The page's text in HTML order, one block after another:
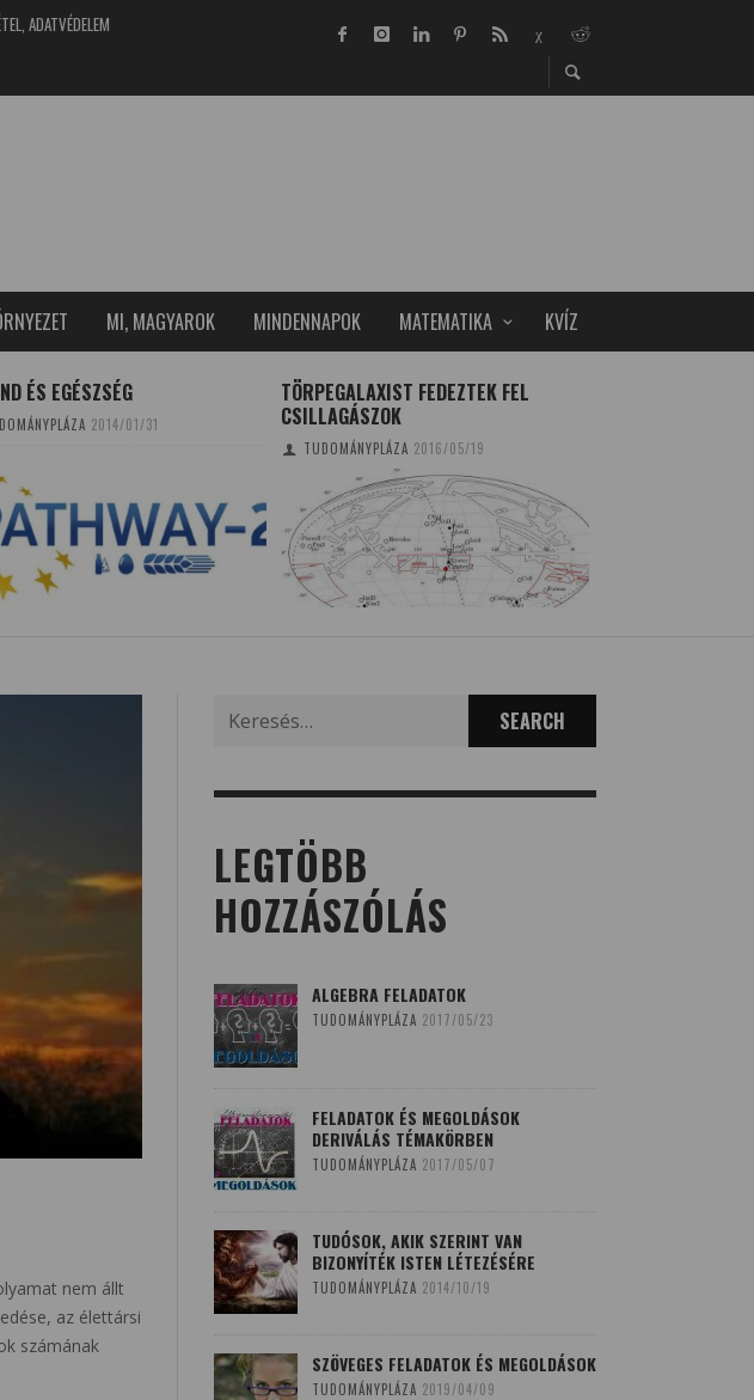
ADATVÉDELEM
MI, MAGYAROK MINDENNAPOK MATEMATIKA KVÍZ
ÉS EGÉSZSÉG
2014/01/31
TÖRPEGALAXIST FEDEZTEK FEL
CSILLAGÁSZOK
TUDOMÁNYPLÁZA 2016/05/19
nem állt
az élettársi
számának
for:
LEGTÖBB
HOZZÁSZÓLÁS
ALGEBRA FELADATOK
TUDOMÁNYPLÁZA 2017/05/23
FELADATOK ÉS MEGOLDÁSOK
DERIVÁLÁS TÉMAKÖRBEN
TUDOMÁNYPLÁZA 2017/05/07
TUDÓSOK, AKIK SZERINT VAN
BIZONYÍTÉK ISTEN LÉTEZÉSÉRE
TUDOMÁNYPLÁZA 2014/10/19
SZÖVEGES FELADATOK ÉS MEGOLDÁSOK
TUDOMÁNYPLÁZA 2019/04/09